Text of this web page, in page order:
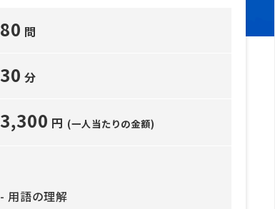
80 問
30 分
3,300 円 (一人当たりの金額)
- 用語の理解